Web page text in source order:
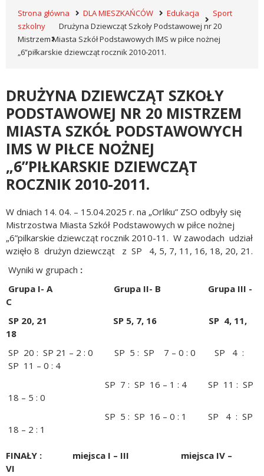
Strona główna DLA MIESZKAŃCÓW Edukacja
Sport
szkolny
Drużyna Dziewcząt Szkoły Podstawowej nr 20
Mistrzem Miasta Szkół Podstawowych IMS w piłce nożnej
„6”piłkarskie dziewcząt rocznik 2010-2011.
DRUŻYNA DZIEWCZĄT SZKOŁY
PODSTAWOWEJ NR 20 MISTRZEM
MIASTA SZKÓŁ PODSTAWOWYCH
IMS W PIŁCE NOŻNEJ
„6”PIŁKARSKIE DZIEWCZĄT
ROCZNIK 2010-2011.
W dniach 14. 04. – 15.04.2025 r. na „Orliku” ZSO odbyły się
Mistrzostwa Miasta Szkół Podstawowych w piłce nożnej
„6”pilkarskie dziewcząt rocznik 2010-11. W zawodach udział
wzięło 8 drużyn dziewcząt z SP 4, 5, 7, 11, 16, 18, 20, 21.
Wyniki w grupach :
Grupa I- A Grupa II- B Grupa III -
C
SP 20, 21 SP 5, 7, 16 SP 4, 11,
18
SP 20 : SP 21 – 2 : 0 SP 5 : SP 7 – 0 : 0 SP 4 :
SP 11 – 0 : 4
SP 7 : SP 16 – 1 : 4 SP 11 : SP
18 – 5 : 0
SP 5 : SP 16 – 0 : 1 SP 4 : SP
18 – 2 : 1
FINAŁY : miejsca I – III miejsca IV –
VI